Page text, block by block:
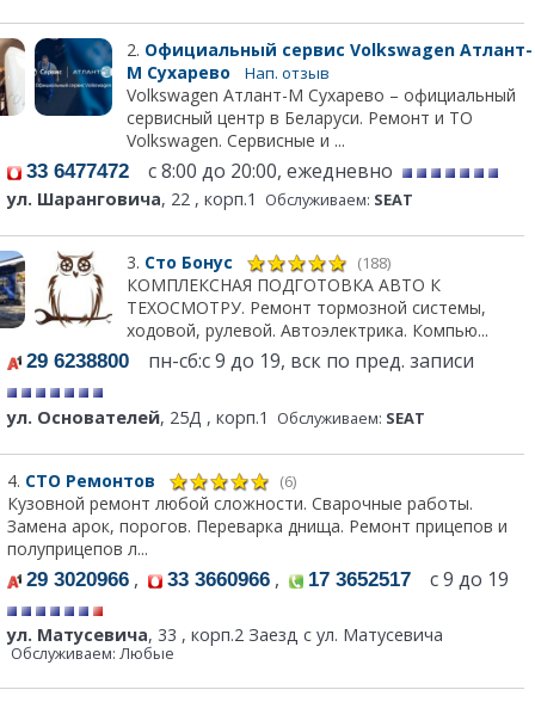
2. Официальный сервис Volkswagen Атлант-
М Сухарево
Нап. отзыв
Volkswagen Атлант-М Сухарево – официальный
сервисный центр в Беларуси. Ремонт и ТО
Volkswagen. Сервисные и ...
33 6477472 с 8:00 до 20:00, ежедневно
ул. Шаранговича, 22 , корп.1 Обслуживаем: SEAT
3. Сто Бонус (188)
КОМПЛЕКСНАЯ ПОДГОТОВКА АВТО К
ТЕХОСМОТРУ. Ремонт тормозной системы,
ходовой, рулевой. Автоэлектрика. Компью...
29 6238800 пн-сб:с 9 до 19, вск по пред. записи
ул. Основателей, 25Д , корп.1 Обслуживаем: SEAT
4. СТО Ремонтов (6)
Кузовной ремонт любой сложности. Сварочные работы.
Замена арок, порогов. Переварка днища. Ремонт прицепов и
полуприцепов л...
29 3020966 , 33 3660966 , 17 3652517 с 9 до 19
ул. Матусевича, 33 , корп.2 Заезд с ул. Матусевича
Обслуживаем: Любые